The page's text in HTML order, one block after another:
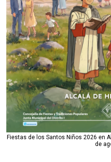
Fiestas de los Santos Niños 2026 en
de